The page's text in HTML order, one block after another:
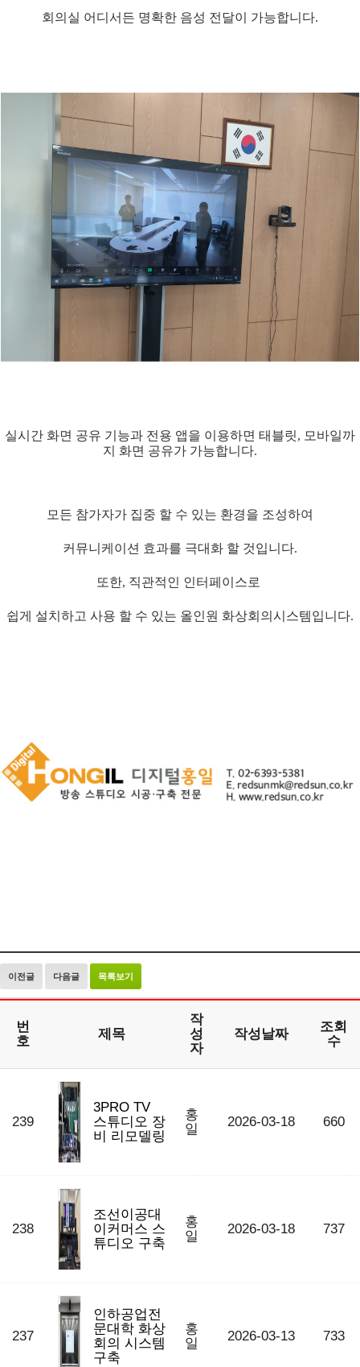
회의실 어디서든 명확한 음성 전달이 가능합니다.
실시간 화면 공유 기능과 전용 앱을 이용하면 태블릿, 모바일까
지 화면 공유가 가능합니다.
모든 참가자가 집중 할 수 있는 환경을 조성하여
커뮤니케이션 효과를 극대화 할 것입니다.
또한, 직관적인 인터페이스로
쉽게 설치하고 사용 할 수 있는 올인원 화상회의시스템입니다.
이전글 다음글 목록보기
번
호
제목
작
성
자
작성날짜
조회
수
239
3PRO TV
스튜디오 장
비 리모델링
홍
일
2026-03-18 660
238
조선이공대
이커머스 스
튜디오 구축
홍
일
2026-03-18 737
237
인하공업전
문대학 화상
회의 시스템
구축
홍
일
2026-03-13 733